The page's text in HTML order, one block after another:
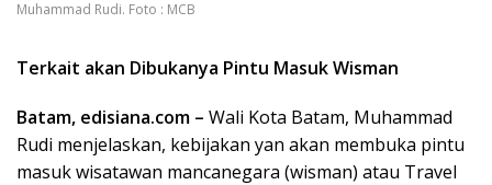
Muhammad Rudi. Foto : MCB
Terkait akan Dibukanya Pintu Masuk Wisman
Batam, edisiana.com – Wali Kota Batam, Muhammad
Rudi menjelaskan, kebijakan yan akan membuka pintu
masuk wisatawan mancanegara (wisman) atau Travel